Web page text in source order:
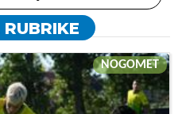
NOGOMET